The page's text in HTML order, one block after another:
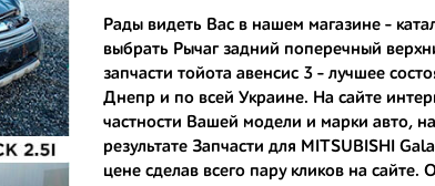
- доступные по цене;
- сняты только с автомобилей, которые
- имеют большой запас прочности и
Рады видеть Вас в нашем магазине -
выбрать Рычаг задний поперечный
запчасти тойота авенсис 3 - лучшее
Днепр и по всей Украине. На сайте
частности Вашей модели и марки авто,
результате Запчасти для MITSUBISHI
цене сделав всего пару кликов на